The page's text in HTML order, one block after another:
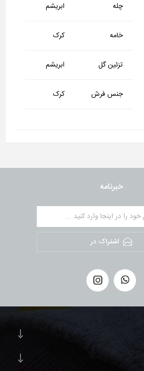
چله ابریشم
خامه کرک
تزئین گل ابریشم
جنس فرش کرک
خبرنامه
اشتراک در